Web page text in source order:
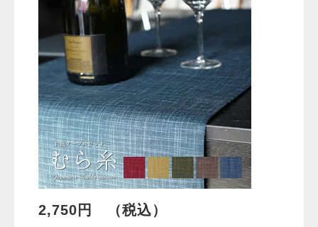
2,750円 （税込）